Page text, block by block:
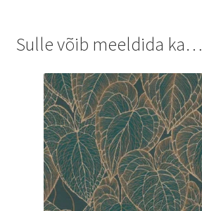
Sulle võib meeldida ka…